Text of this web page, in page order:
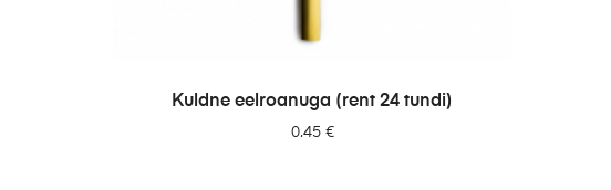
LISA PÄRINGUSSE
Kuldne eelroanuga (rent 24 tundi)
0.45 €